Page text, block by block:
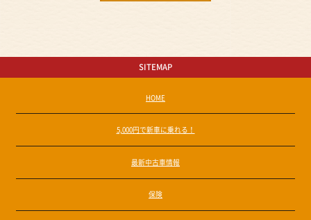
SITEMAP
HOME
5,000円で新車に乗れる！
最新中古車情報
保険